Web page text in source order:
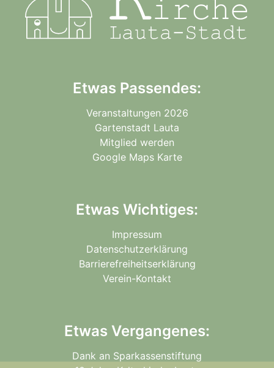
Etwas Passendes:
Veranstaltungen 2026
Gartenstadt Lauta
Mitglied werden
Google Maps Karte
Etwas Wichtiges:
Impressum
Datenschutzerklärung
Barrierefreiheitserklärung
Verein-Kontakt
Etwas Vergangenes:
Dank an Sparkassenstiftung